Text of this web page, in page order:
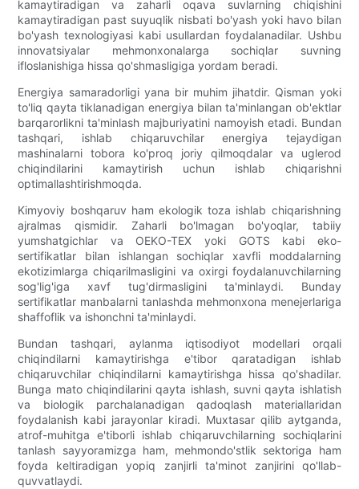
kamaytiradigan va zaharli oqava suvlarning chiqishini
kamaytiradigan past suyuqlik nisbati bo'yash yoki havo bilan
bo'yash texnologiyasi kabi usullardan foydalanadilar. Ushbu
innovatsiyalar mehmonxonalarga sochiqlar suvning
ifloslanishiga hissa qo'shmasligiga yordam beradi.
Energiya samaradorligi yana bir muhim jihatdir. Qisman yoki
to'liq qayta tiklanadigan energiya bilan ta'minlangan ob'ektlar
barqarorlikni ta'minlash majburiyatini namoyish etadi. Bundan
tashqari, ishlab chiqaruvchilar energiya tejaydigan
mashinalarni tobora ko'proq joriy qilmoqdalar va uglerod
chiqindilarini kamaytirish uchun ishlab chiqarishni
optimallashtirishmoqda.
Kimyoviy boshqaruv ham ekologik toza ishlab chiqarishning
ajralmas qismidir. Zaharli bo'lmagan bo'yoqlar, tabiiy
yumshatgichlar va OEKO-TEX yoki GOTS kabi eko-
sertifikatlar bilan ishlangan sochiqlar xavfli moddalarning
ekotizimlarga chiqarilmasligini va oxirgi foydalanuvchilarning
sog'lig'iga xavf tug'dirmasligini ta'minlaydi. Bunday
sertifikatlar manbalarni tanlashda mehmonxona menejerlariga
shaffoflik va ishonchni ta'minlaydi.
Bundan tashqari, aylanma iqtisodiyot modellari orqali
chiqindilarni kamaytirishga e'tibor qaratadigan ishlab
chiqaruvchilar chiqindilarni kamaytirishga hissa qo'shadilar.
Bunga mato chiqindilarini qayta ishlash, suvni qayta ishlatish
va biologik parchalanadigan qadoqlash materiallaridan
foydalanish kabi jarayonlar kiradi. Muxtasar qilib aytganda,
atrof-muhitga e'tiborli ishlab chiqaruvchilarning sochiqlarini
tanlash sayyoramizga ham, mehmondo'stlik sektoriga ham
foyda keltiradigan yopiq zanjirli ta'minot zanjirini qo'llab-
quvvatlaydi.